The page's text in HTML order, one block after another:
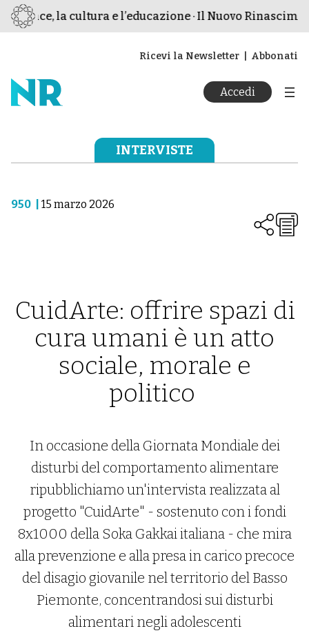
pace, la cultura e l’educazione · Il Nuovo
Ricevi la Newsletter Abbonati
Accedi
INTERVISTE
950 15 marzo 2026
CuidArte: offrire spazi di
cura umani è un atto
sociale, morale e
politico
In occasione della Giornata Mondiale dei
disturbi del comportamento alimentare
ripubblichiamo un'intervista realizzata al
progetto "CuidArte" - sostenuto con i fondi
8x1000 della Soka Gakkai italiana - che mira
alla prevenzione e alla presa in carico precoce
del disagio giovanile nel territorio del Basso
Piemonte, concentrandosi sui disturbi
alimentari negli adolescenti